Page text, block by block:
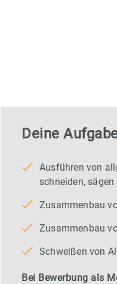
Deine
Ausführen von
schneiden,
Zusammenbau
Zusammenbau
Schweißen von
Bei Bewerbung als